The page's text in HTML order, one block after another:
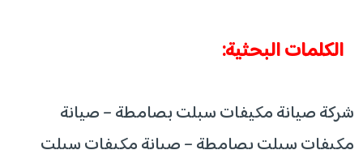
الكلمات البحثية:
شركة صيانة مكيفات سبلت بصامطة – صيانة